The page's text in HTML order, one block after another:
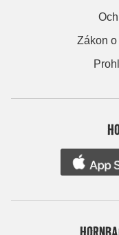
Zákon